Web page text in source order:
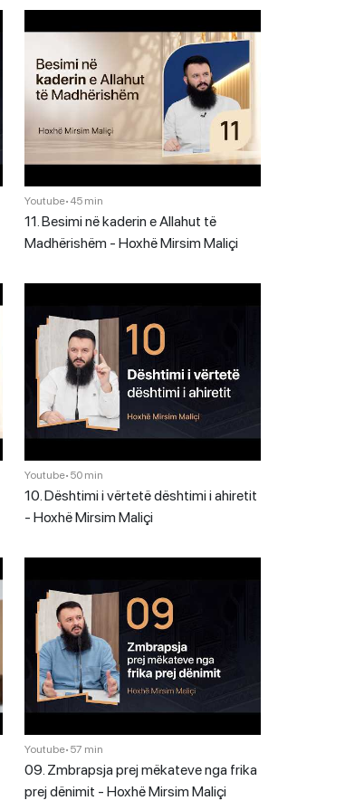
Youtube• 45 min
11. Besimi në kaderin e Allahut të
Madhërishëm - Hoxhë Mirsim Maliçi
Youtube• 50 min
10. Dështimi i vërtetë dështimi i ahiretit
- Hoxhë Mirsim Maliçi
Youtube• 57 min
09. Zmbrapsja prej mëkateve nga frika
prej dënimit - Hoxhë Mirsim Maliçi